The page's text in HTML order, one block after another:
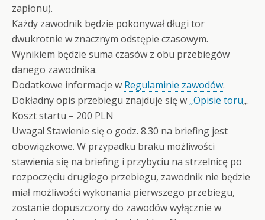
zapłonu).
Każdy zawodnik będzie pokonywał długi tor
dwukrotnie w znacznym odstępie czasowym.
Wynikiem będzie suma czasów z obu przebiegów
danego zawodnika.
Dodatkowe informacje w Regulaminie zawodów.
Dokładny opis przebiegu znajduje się w „Opisie toru„.
Koszt startu – 200 PLN
Uwaga! Stawienie się o godz. 8.30 na briefing jest
obowiązkowe. W przypadku braku możliwości
stawienia się na briefing i przybyciu na strzelnicę po
rozpoczęciu drugiego przebiegu, zawodnik nie będzie
miał możliwości wykonania pierwszego przebiegu,
zostanie dopuszczony do zawodów wyłącznie w